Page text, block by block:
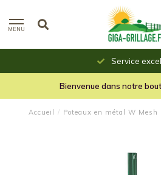
MENU
Service
Bienvenue dans notre
Accueil / Poteaux en métal W